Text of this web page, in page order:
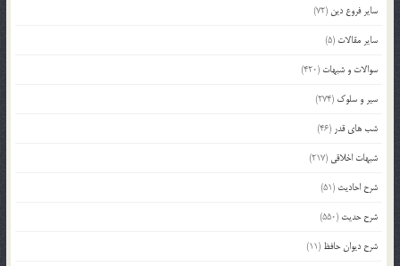
سایر فروع دین (72)
سایر مقالات (5)
سوالات و شبهات (420)
سیر و سلوک (274)
شب های قدر (46)
شبهات اخلاقی (217)
شرح احادیث (51)
شرح حدیث (550)
شرح دیوان حافظ (11)